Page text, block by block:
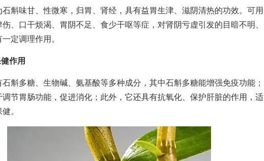
味甘、性微寒，归胃、肾经，具有益胃生津、滋阴清热的功效。可用
、口干烦渴、胃阴不足、食少干呕等症，对肾阴亏虚引发的目暗不明、
定调理作用。
作用
多糖、生物碱、氨基酸等多种成分，其中石斛多糖能增强免疫功能；
调节胃肠功能，促进消化；此外，它还具有抗氧化、保护肝脏的作用，适
。